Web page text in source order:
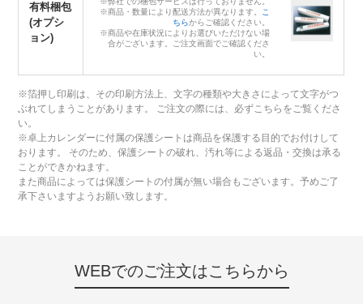
有料梱包
(オプシ
ョン)
※商品・数量により配送方法が異なります。
こ
ちらからご確認ください。
※商品や在庫状況によりお選びいただけない場
合がございます。ご注文画面でご確認くださ
い。
※箔押し印刷は、その印刷方法上、文字の種類や大きさによって文字がつ
ぶれてしまうことがあります。 ご注文の際には、必ずこちらをご覧くださ
い。
※卓上カレンダーに付属の保護シートは商品を保護する目的でお付けして
おります。 そのため、保護シートの破れ、汚れ等による返品・交換は承る
ことができかねます。
また商品によっては保護シートの付属が無い場合もございます。予めご了
承下さいますようお願い致します。
WEBでのご注文はこちらから